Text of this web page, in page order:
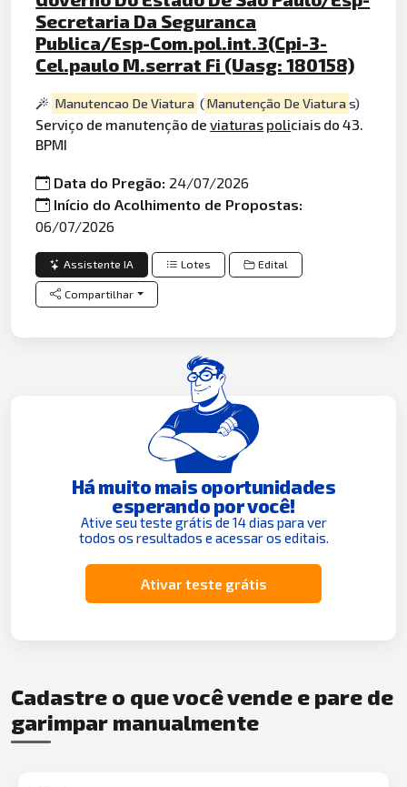
Secretaria Da Seguranca
Publica/Esp-Com.pol.int.3(Cpi-3-
Cel.paulo M.serrat Fi (Uasg: 180158)
Manutencao De Viatura ( Manutenção De Viaturas)
Serviço de manutenção deviaturas policiais do 43.
BPMI
Data do Pregão: 24/07/2026
Início do Acolhimento de Propostas:
06/07/2026
Assistente IA Lotes Edital
Compartilhar
Há muito mais oportunidades
esperando por você!
Ative seu teste grátis de 14 dias para ver
todos os resultados e acessar os editais.
Ativar teste grátis
Cadastre o que você vende e pare de
garimpar manualmente